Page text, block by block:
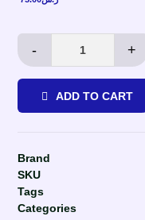
- +
ADD TO CART
Brand
SKU
Tags
Categories